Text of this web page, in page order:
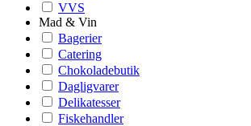
VVS
Mad & Vin
Bagerier
Catering
Chokoladebutik
Dagligvarer
Delikatesser
Fiskehandler